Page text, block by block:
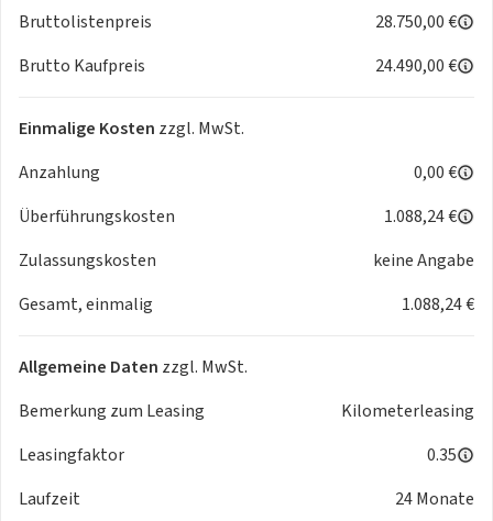
Modells.
Kostenpflichtige Sonderausstattung möglich.
bei der Fahrzeugbeschreibung und bei den Bildern zum
Fahrzeug nicht auszuschließen.
allgemeinen Identifizierung und stellen keine
Bruttolistenpreis
28.750,00 €
Brutto Kaufpreis
24.490,00 €
Einmalige Kosten zzgl. MwSt.
Anzahlung
0,00 €
Überführungskosten
1.088,24 €
Zulassungskosten
keine Angabe
Gesamt, einmalig
1.088,24 €
Allgemeine Daten zzgl. MwSt.
Bemerkung zum Leasing
Kilometerleasing
Leasingfaktor
0.35
Laufzeit
24 Monate